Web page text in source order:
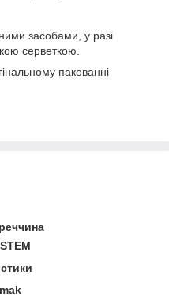
засобами, у разі
серветкою.
пакованні